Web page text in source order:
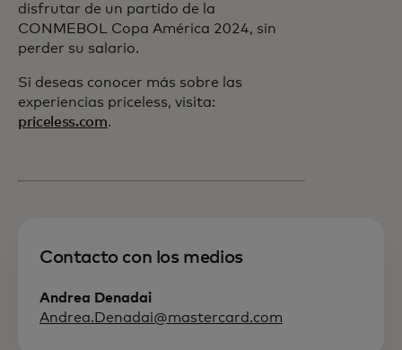
disfrutar de un partido de la
CONMEBOL Copa América 2024, sin
perder su salario.
Si deseas conocer más sobre las
experiencias priceless, visita:
priceless.com.
Contacto con los medios
Andrea Denadai
Andrea.Denadai@mastercard.com